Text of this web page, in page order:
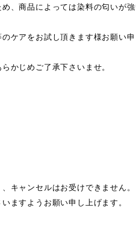
、商品によっては染料の匂いが
ケアをお試し頂きます様お願い申
かじめご了承下さいませ。
キャンセルはお受けできません。
ますようお願い申し上げます。